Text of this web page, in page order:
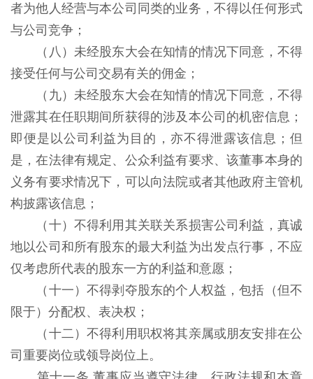
者为他人经营与本公司同类的业务，不得以任何形式
与公司竞争；
（八）未经股东大会在知情的情况下同意，不得
接受任何与公司交易有关的佣金；
（九）未经股东大会在知情的情况下同意，不得
泄露其在任职期间所获得的涉及本公司的机密信息；
即便是以公司利益为目的，亦不得泄露该信息；但
是，在法律有规定、公众利益有要求、该董事本身的
义务有要求情况下，可以向法院或者其他政府主管机
构披露该信息；
（十）不得利用其关联关系损害公司利益，真诚
地以公司和所有股东的最大利益为出发点行事，不应
仅考虑所代表的股东一方的利益和意愿；
（十一）不得剥夺股东的个人权益，包括（但不
限于）分配权、表决权；
（十二）不得利用职权将其亲属或朋友安排在公
司重要岗位或领导岗位上。